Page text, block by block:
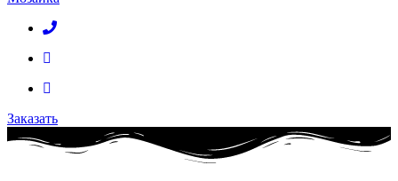
Заказать